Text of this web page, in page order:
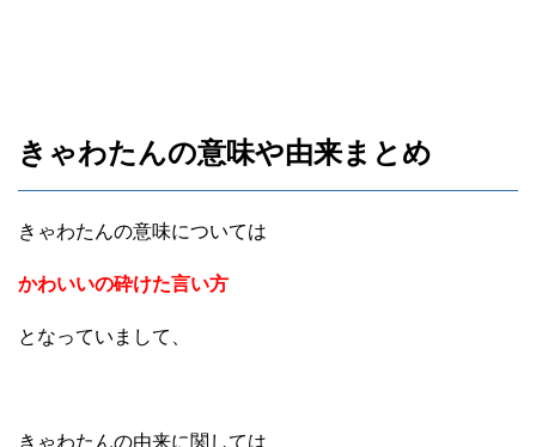
きゃわたんの意味や由来まとめ
きゃわたんの意味については
かわいいの砕けた言い方
となっていまして、
きゃわたんの由来に関しては